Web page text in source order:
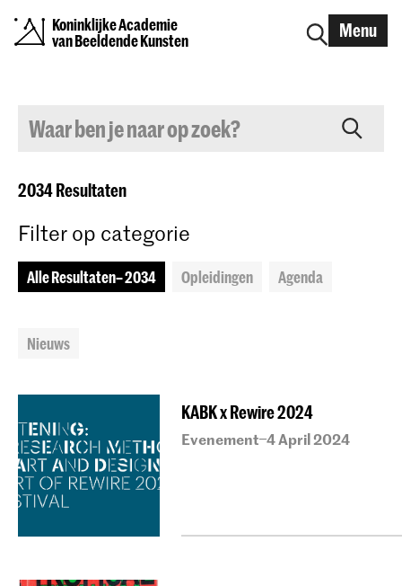
Koninklijke Academie
van Beeldende Kunsten
Menu
2034Resultaten
Filter op categorie
Alle Resultaten– 2034 Opleidingen Agenda
Nieuws
KABK x Rewire 2024
Evenement–4 April 2024